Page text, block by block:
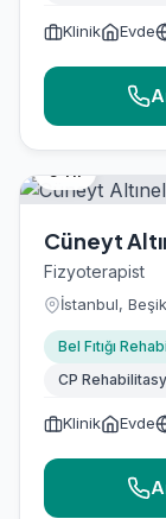
Klinik Evde
Cüneyt
Fizyoterapist
İstanbul,
Bel Fıtığı
CP
Klinik Evde